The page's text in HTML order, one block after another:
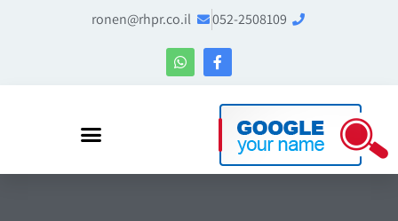
052-2508109
ronen@rhpr.co.il